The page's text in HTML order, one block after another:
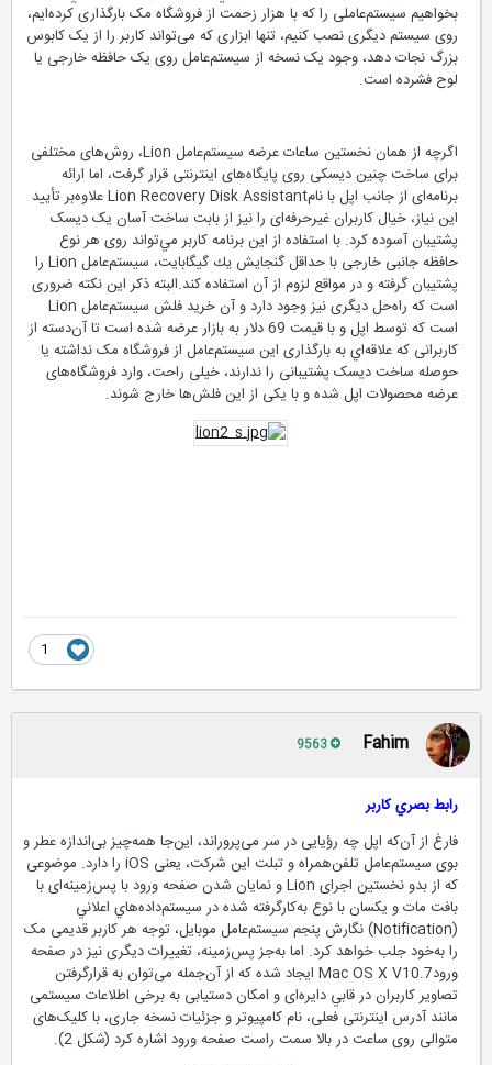
بخواهیم سیستم‌عاملی را که با هزار زحمت از فروشگاه مک بارگذاری کرده‌ایم،
روی سیستم دیگری نصب کنیم، تنها ابزاری که می‌تواند کاربر را از یک کابوس
بزرگ نجات دهد، وجود یک نسخه از سیستم‌عامل روی یک حافظه خارجی یا
لوح فشرده است.
اگرچه از همان نخستين ساعات عرضه سیستم‌عامل Lion، روش‌های مختلفی
برای ساخت چنین دیسکی روی پایگاه‌های اینترنتی قرار گرفت، اما ارائه
برنامه‌ای از جانب اپل با نامLion Recovery Disk Assistant علاوه‌بر تأیید
این نیاز، خیال کاربران غیرحرفه‌ای را نیز از بابت ساخت آسان یک دیسک
پشتیبان آسوده كرد. با استفاده از این برنامه کاربر مي‌تواند روی هر نوع
حافظه جانبی خارجی با حداقل گنجايش يك گیگابایت، سیستم‌عامل Lion را
پشتیبان گرفته و در مواقع لزوم از آن استفاده کند.البته ذکر این نکته ضروری
است که راه‌حل دیگری نیز وجود دارد و آن خرید فلش سیستم‌عامل Lion
است که توسط اپل و با قیمت 69 دلار به بازار عرضه شده است تا آن‌دسته از
کاربرانی که علاقه‌اي به بارگذاری این سیستم‌عامل از فروشگاه مک نداشته یا
حوصله ساخت دیسک پشتیبانی را ندارند، خیلی راحت، وارد فروشگاه‌های
عرضه محصولات اپل شده و با یکی از این فلش‌ها خارج شوند.
Fahim
رابط بصري کاربر
فارغ از آن‌که اپل چه رؤیایی در سر می‌پروراند، این‌جا همه‌چیز بی‌اندازه عطر و
بوی سیستم‌عامل تلفن‌همراه و تبلت این شرکت، یعنی iOS را دارد. موضوعی
که از بدو نخستين اجرای Lion و نمایان شدن صفحه ورود با پس‌زمینه‌ای با
بافت مات و یکسان با نوع به‌کارگرفته شده در سيستم‌داده‌هاي اعلاني
(Notification) نگارش پنجم سیستم‌عامل موبایل، توجه هر کاربر قدیمی مک
را به‌خود جلب خواهد کرد. اما به‌جز پس‌زمینه، تغییرات دیگری نیز در صفحه
ورودMac OS X V10.7 ایجاد شده که از آن‌جمله می‌توان به قرارگرفتن
تصاویر کاربران در قابي دایره‌ای و امکان دستیابی به‌ برخی اطلاعات سیستمی
مانند آدرس اینترنتی فعلی، نام کامپیوتر و جزئیات نسخه جاری، با کلیک‌های
متوالی روی ساعت در بالا سمت راست صفحه ورود اشاره کرد (شكل 2).